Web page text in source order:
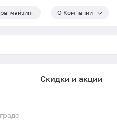
О Компании
Скидки и акции